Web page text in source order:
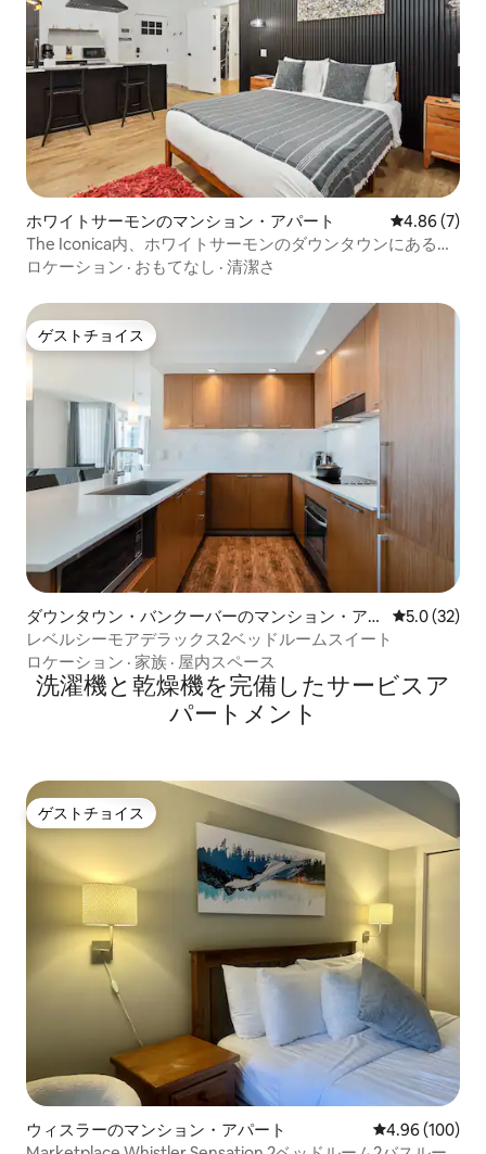
ホワイトサーモンのマンション・アパート レビュー7
4.86 (7)
The Iconica内、ホワイトサーモンのダウンタウンにあるワ
ンルーム「Studio 5」
ロケーション · おもてなし · 清潔さ
ゲストチョイス
ゲストチョイス
ダウンタウン・バンクーバーのマンション・アパ
ート
レビュー32
5.0 (32)
レベルシーモアデラックス2ベッドルームスイート
ロケーション · 家族 · 屋内スペース
洗濯機と乾燥機を完備したサービスア
パートメント
ゲストチョイス
ゲストチョイス
ウィスラーのマンション・アパート レビュー100
4.96 (100)